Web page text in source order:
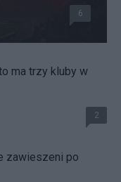
6
ma trzy kluby w
2
zawieszeni po